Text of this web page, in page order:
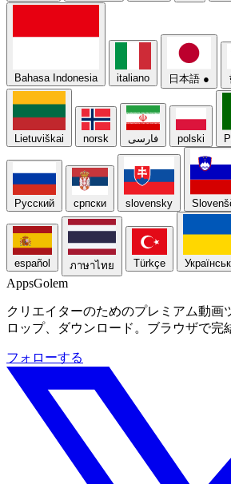
Bahasa Indonesia italiano 日本語 ●
Lietuviškai norsk فارسی polski
Русский српски slovensky
español ภาษาไทย Türkçe
AppsGolem
クリエイターのためのプレミアム動
ロップ、ダウンロード。ブラウザで完
フォローする